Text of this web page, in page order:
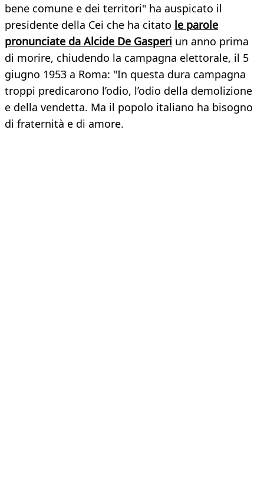
bene comune e dei territori" ha auspicato il
presidente della Cei che ha citato le parole
pronunciate da Alcide De Gasperi un anno prima
di morire, chiudendo la campagna elettorale, il 5
giugno 1953 a Roma: "In questa dura campagna
troppi predicarono l’odio, l’odio della demolizione
e della vendetta. Ma il popolo italiano ha bisogno
di fraternità e di amore.